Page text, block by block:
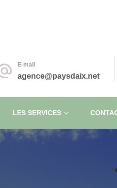
E-mail
agence@paysdaix.net
LES SERVICES